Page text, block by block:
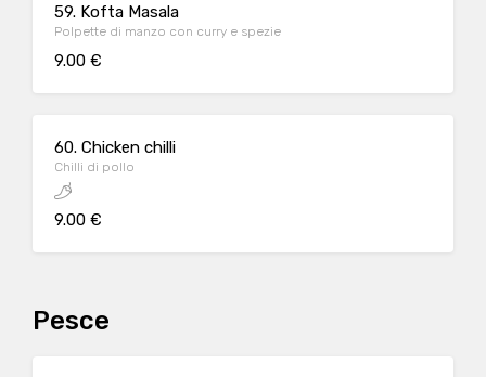
59. Kofta Masala
Polpette di manzo con curry e spezie
9.00 €
60. Chicken chilli
Chilli di pollo
9.00 €
Pesce